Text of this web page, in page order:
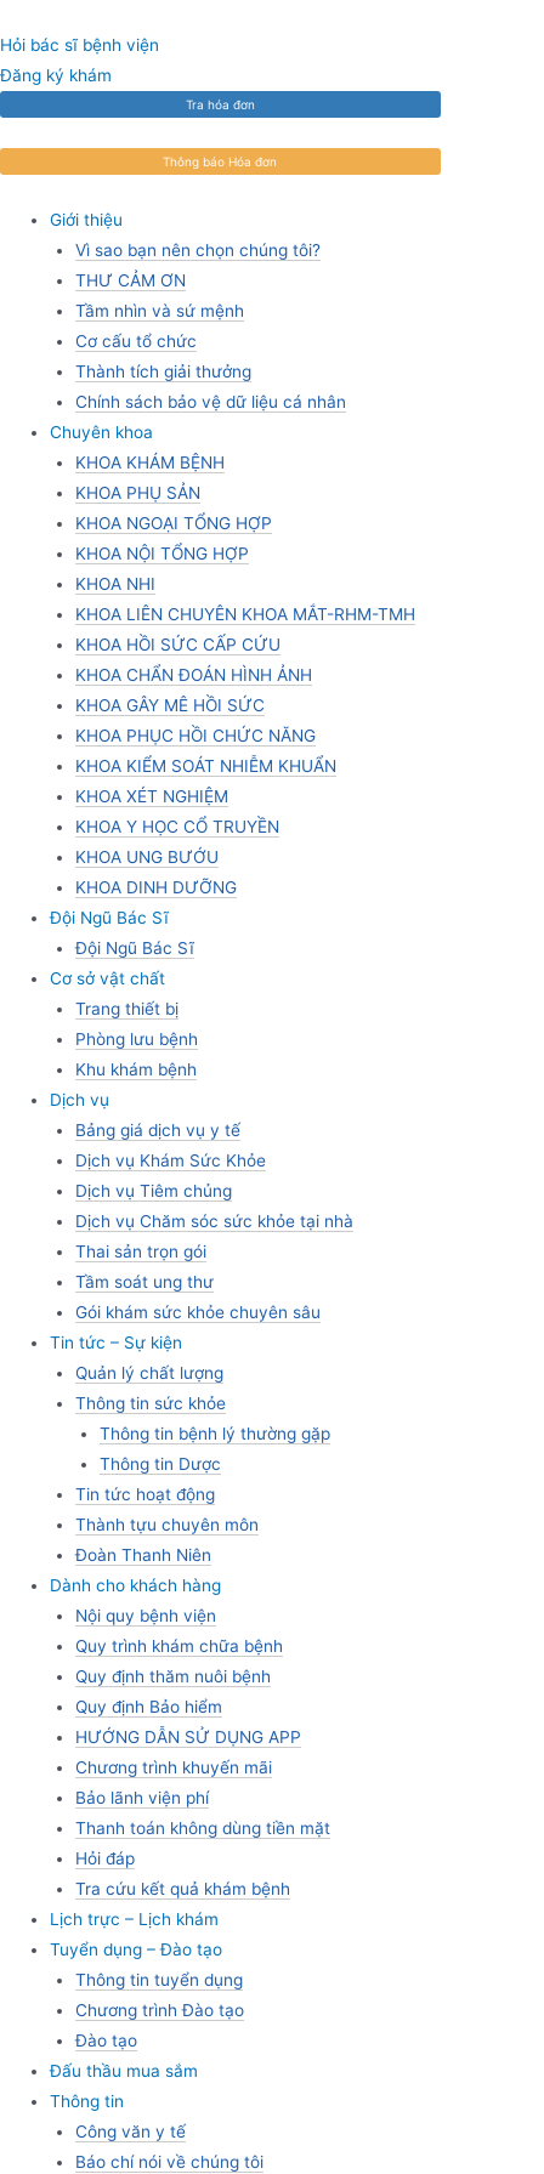
to
content
Hỏi bác sĩ bệnh viện
Đăng ký khám
Tra hóa đơn
Thông báo Hóa đơn
Giới thiệu
Vì sao bạn nên chọn chúng tôi?
THƯ CẢM ƠN
Tầm nhìn và sứ mệnh
Cơ cấu tổ chức
Thành tích giải thưởng
Chính sách bảo vệ dữ liệu cá nhân
Chuyên khoa
KHOA KHÁM BỆNH
KHOA PHỤ SẢN
KHOA NGOẠI TỔNG HỢP
KHOA NỘI TỔNG HỢP
KHOA NHI
KHOA LIÊN CHUYÊN KHOA MẮT-RHM-TMH
KHOA HỒI SỨC CẤP CỨU
KHOA CHẨN ĐOÁN HÌNH ẢNH
KHOA GÂY MÊ HỒI SỨC
KHOA PHỤC HỒI CHỨC NĂNG
KHOA KIỂM SOÁT NHIỄM KHUẨN
KHOA XÉT NGHIỆM
KHOA Y HỌC CỔ TRUYỀN
KHOA UNG BƯỚU
KHOA DINH DƯỠNG
Đội Ngũ Bác Sĩ
Đội Ngũ Bác Sĩ
Cơ sở vật chất
Trang thiết bị
Phòng lưu bệnh
Khu khám bệnh
Dịch vụ
Bảng giá dịch vụ y tế
Dịch vụ Khám Sức Khỏe
Dịch vụ Tiêm chủng
Dịch vụ Chăm sóc sức khỏe tại nhà
Thai sản trọn gói
Tầm soát ung thư
Gói khám sức khỏe chuyên sâu
Tin tức – Sự kiện
Quản lý chất lượng
Thông tin sức khỏe
Thông tin bệnh lý thường gặp
Thông tin Dược
Tin tức hoạt động
Thành tựu chuyên môn
Đoàn Thanh Niên
Dành cho khách hàng
Nội quy bệnh viện
Quy trình khám chữa bệnh
Quy định thăm nuôi bệnh
Quy định Bảo hiểm
HƯỚNG DẪN SỬ DỤNG APP
Chương trình khuyến mãi
Bảo lãnh viện phí
Thanh toán không dùng tiền mặt
Hỏi đáp
Tra cứu kết quả khám bệnh
Lịch trực – Lịch khám
Tuyển dụng – Đào tạo
Thông tin tuyển dụng
Chương trình Đào tạo
Đào tạo
Đấu thầu mua sắm
Thông tin
Công văn y tế
Báo chí nói về chúng tôi